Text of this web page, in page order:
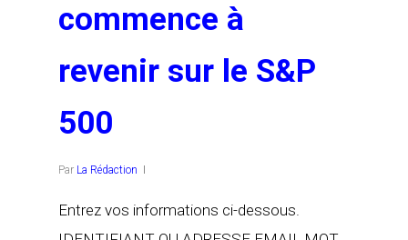
commence à
revenir sur le S&P
500
Par La Rédaction
Entrez vos informations ci-dessous.